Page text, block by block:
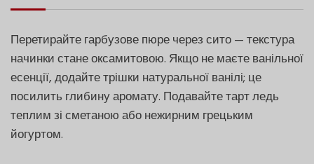
Перетирайте гарбузове пюре через сито — текстура
начинки стане оксамитовою. Якщо не маєте ванільної
есенції, додайте трішки натуральної ванілі; це
посилить глибину аромату. Подавайте тарт ледь
теплим зі сметаною або нежирним грецьким
йогуртом.